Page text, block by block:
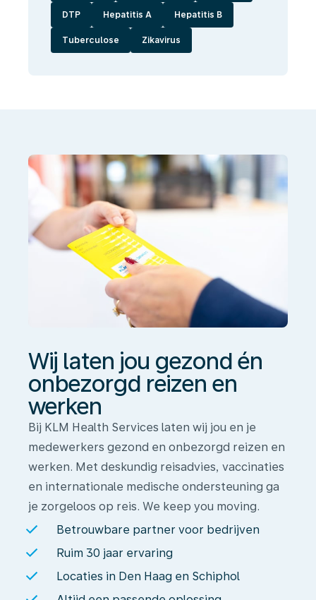
DTP Hepatitis A Hepatitis B
Tuberculose Zikavirus
onbezorgd
reizen
werken
Wij laten jou gezond én
onbezorgd reizen en
werken
Bij KLM Health Services laten wij jou en je
medewerkers gezond en onbezorgd reizen en
werken. Met deskundig reisadvies, vaccinaties
en internationale medische ondersteuning ga
je zorgeloos op reis. We keep you moving.
Betrouwbare partner voor bedrijven
Ruim 30 jaar ervaring
Locaties in Den Haag en Schiphol